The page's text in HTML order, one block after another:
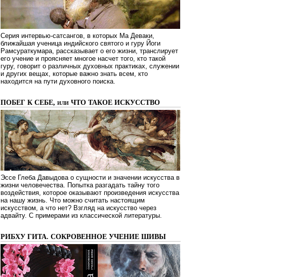
Серия интервью-сатсангов, в которых Ма Деваки,
ближайшая ученица индийского святого и гуру Йоги
Рамсураткумара, рассказывает о его жизни, транслирует
его учение и проясняет многое насчет того, кто такой
гуру, говорит о различных духовных практиках, служении
и других вещах, которые важно знать всем, кто
находится на пути духовного поиска.
ПОБЕГ К СЕБЕ, или ЧТО ТАКОЕ ИСКУССТВО
Эссе Глеба Давыдова о сущности и значении искусства в
жизни человечества. Попытка разгадать тайну того
воздействия, которое оказывают произведения искусства
на нашу жизнь. Что можно считать настоящим
искусством, а что нет? Взгляд на искусство через
адвайту. С примерами из классической литературы.
РИБХУ ГИТА. СОКРОВЕННОЕ УЧЕНИЕ ШИВЫ